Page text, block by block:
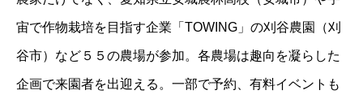
宙で作物栽培を目指す企業「TOWING」の刈谷農園（刈
谷市）など５５の農場が参加。各農場は趣向を凝らした
企画で来園者を出迎える。一部で予約、有料イベントも